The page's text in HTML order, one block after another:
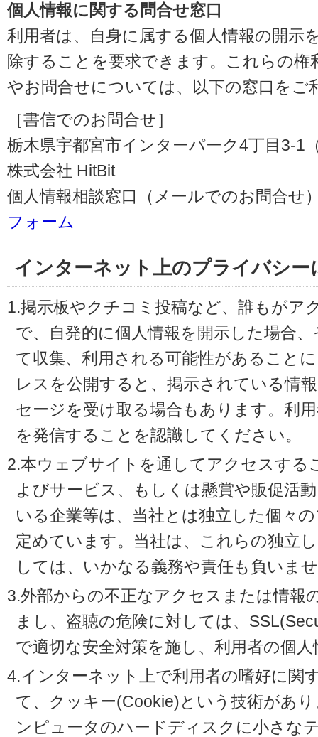
個人情報に関する問合せ窓口
利用者は、自身に属する個人情報の開示
除することを要求できます。これらの権
やお問合せについては、以下の窓口をご
［書信でのお問合せ］
栃木県宇都宮市インターパーク4丁目3-1
株式会社 HitBit
個人情報相談窓口（メールでのお問合せ
フォーム
インターネット上のプライバシー
1.掲示板やクチコミ投稿など、誰もがア
で、自発的に個人情報を開示した場合
て収集、利用される可能性があること
レスを公開すると、掲示されている情
セージを受け取る場合もあります。利
を発信することを認識してください。
2.本ウェブサイトを通してアクセスする
よびサービス、もしくは懸賞や販促活
いる企業等は、当社とは独立した個々
定めています。当社は、これらの独立
しては、いかなる義務や責任も負いま
3.外部からの不正なアクセスまたは情報
まし、盗聴の危険に対しては、
で適切な安全対策を施し、利用者の個
4.インターネット上で利用者の嗜好に関
て、クッキー(Cookie)という技術があ
ンピュータのハードディスクに小さな